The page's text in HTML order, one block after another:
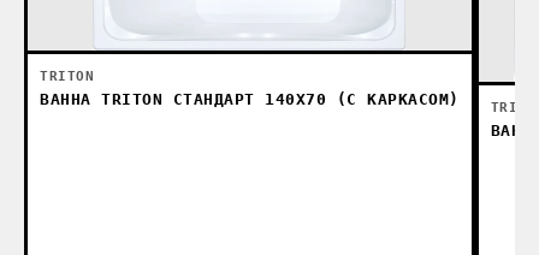
TRITON
ВАННА TRITON СТАНДАРТ 140X70 (С КАРКАСОМ)